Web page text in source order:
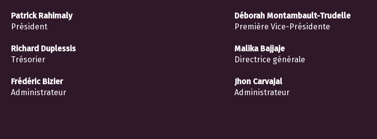
Patrick Rahimaly
Président
Déborah Montambault-Trudelle
Première Vice-Présidente
Richard Duplessis
Trésorier
Malika Bajjaje
Directrice générale
Frédéric Bizier
Administrateur
Jhon Carvajal
Administrateur